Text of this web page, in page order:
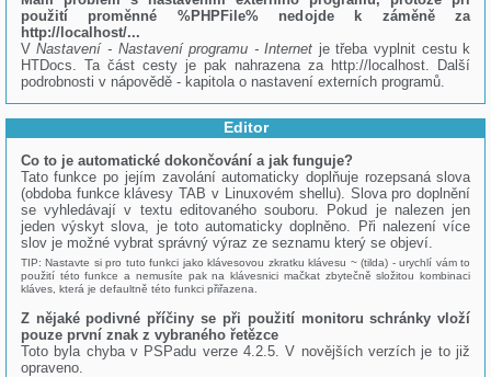
použití proměnné %PHPFile% nedojde k záměně za
http://localhost/...
VNastavení - Nastavení programu - Internet je třeba vyplnit cestu k
HTDocs. Ta část cesty je pak nahrazena za http://localhost. Další
podrobnosti v nápovědě - kapitola o nastavení externích programů.
Editor
Co to je automatické dokončování a jak funguje?
Tato funkce po jejím zavolání automaticky doplňuje rozepsaná slova
(obdoba funkce klávesy TAB v Linuxovém shellu). Slova pro doplnění
se vyhledávají v textu editovaného souboru. Pokud je nalezen jen
jeden výskyt slova, je toto automaticky doplněno. Při nalezení více
slov je možné vybrat správný výraz ze seznamu který se objeví.
TIP: Nastavte si pro tuto funkci jako klávesovou zkratku klávesu ~ (tilda) - urychlí vám to
použití této funkce a nemusíte pak na klávesnici mačkat zbytečně složitou kombinaci
kláves, která je defaultně této funkci přiřazena.
Z nějaké podivné příčiny se při použití monitoru schránky vloží
pouze první znak z vybraného řetězce
Toto byla chyba v PSPadu verze 4.2.5. V novějších verzích je to již
opraveno.